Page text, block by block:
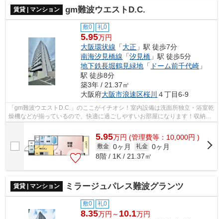
賃貸 | マンション gm難波ウエストD.C.
敷0 礼0
5.95万円
大阪環状線 「大正 」駅 徒歩7分
南海汐見橋線 「汐見橋 」駅 徒歩5分
地下鉄長堀鶴見緑地 「 ドーム前千代崎 」
駅 徒歩8分
築3年 / 21.37㎡
大阪府大阪市浪速区桜川 ４丁目6-9
「gm難波ウエストD.C.」のここがイチオシ！室内設備は洗面所独立・浴室乾
燥機などが揃っているので、快適に過ごしやすいお部屋になります！収納は
5.95万円 (管理費等：10,000円 )
敷金 0ヶ月 礼金 0ヶ月
8階 / 1K / 21.37㎡
賃貸 | マンション ミラージュパレス難波グランツ
敷0 礼0
8.35万円～ 10.1万円